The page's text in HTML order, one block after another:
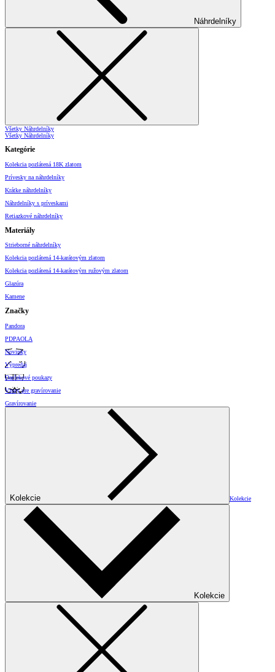
Náhrdelníky
Všetky Náhrdelníky
Všetky Náhrdelníky
Kategórie
Kolekcia pozlátená 18K zlatom
Prívesky na náhrdelníky
Krátke náhrdelníky
Náhrdelníky s príveskami
Retiazkové náhrdelníky
Materiály
Strieborné náhrdelníky
Kolekcia pozlátená 14-karátovým zlatom
Kolekcia pozlátená 14-karátovým ružovým zlatom
Glazúra
Kamene
Značky
Pandora
PDPAOLA
Novinky
Výpredaj
Darčekové poukazy
Vzory pre gravírovanie
Gravírovanie
Kolekcie Kolekcie
Kolekcie